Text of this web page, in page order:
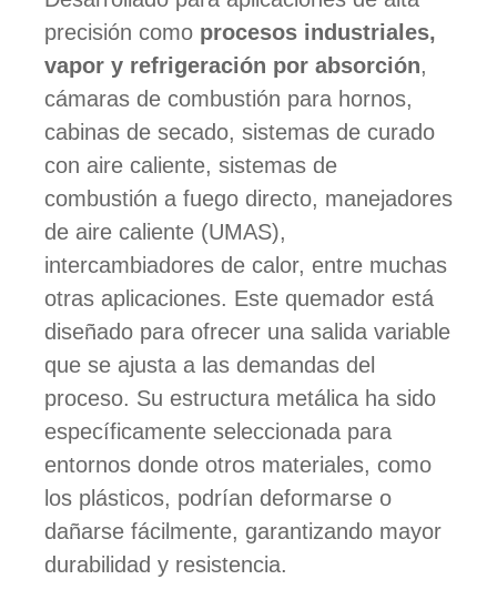
precisión como procesos industriales,
vapor y refrigeración por absorción,
cámaras de combustión para hornos,
cabinas de secado, sistemas de curado
con aire caliente, sistemas de
combustión a fuego directo, manejadores
de aire caliente (UMAS),
intercambiadores de calor, entre muchas
otras aplicaciones. Este quemador está
diseñado para ofrecer una salida variable
que se ajusta a las demandas del
proceso. Su estructura metálica ha sido
específicamente seleccionada para
entornos donde otros materiales, como
los plásticos, podrían deformarse o
dañarse fácilmente, garantizando mayor
durabilidad y resistencia.